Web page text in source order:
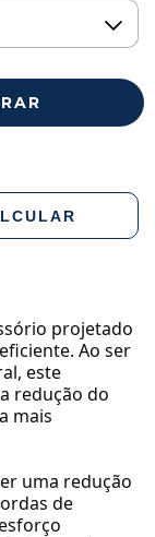
projetado
Ao ser
este
redução do
mais
uma redução
de